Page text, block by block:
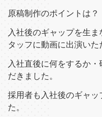
原稿制作のポイントは？
入社後のギャップを生
タッフに動画に出演いた
入社直後に何をするか
だきました。
採用者も入社後のギャ
た。